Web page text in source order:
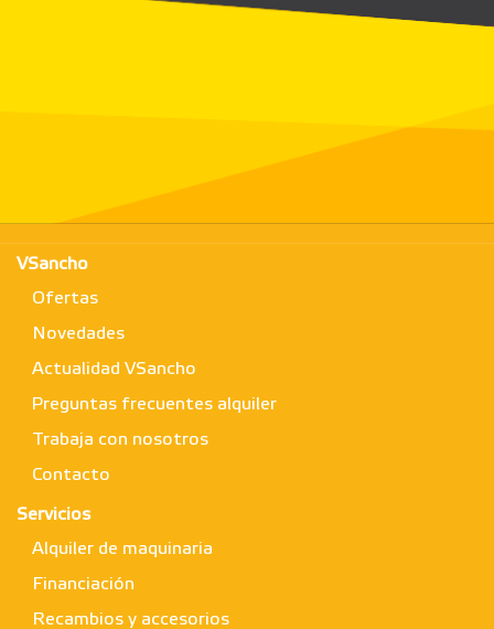
VSancho
Ofertas
Novedades
Actualidad VSancho
Preguntas frecuentes alquiler
Trabaja con nosotros
Contacto
Servicios
Alquiler de maquinaria
Financiación
Recambios y accesorios